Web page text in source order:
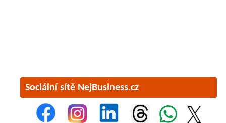
Sociální sítě NejBusiness.cz